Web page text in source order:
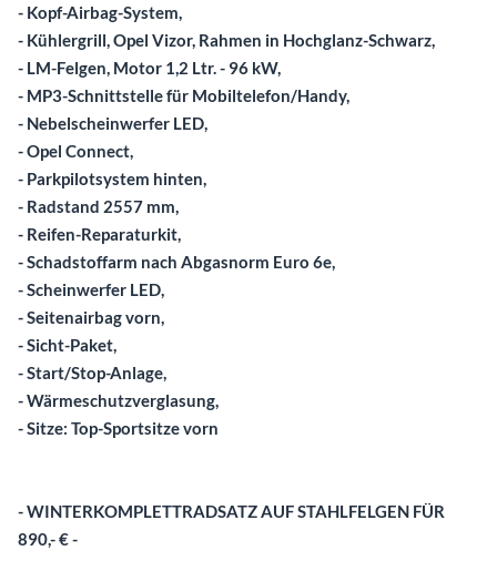
- Kopf-Airbag-System,
- Kühlergrill, Opel Vizor, Rahmen in Hochglanz-Schwarz,
- LM-Felgen, Motor 1,2 Ltr. - 96 kW,
- MP3-Schnittstelle für Mobiltelefon/Handy,
- Nebelscheinwerfer LED,
- Opel Connect,
- Parkpilotsystem hinten,
- Radstand 2557 mm,
- Reifen-Reparaturkit,
- Schadstoffarm nach Abgasnorm Euro 6e,
- Scheinwerfer LED,
- Seitenairbag vorn,
- Sicht-Paket,
- Start/Stop-Anlage,
- Wärmeschutzverglasung,
- Sitze: Top-Sportsitze vorn
- WINTERKOMPLETTRADSATZ AUF STAHLFELGEN FÜR
890,- € -